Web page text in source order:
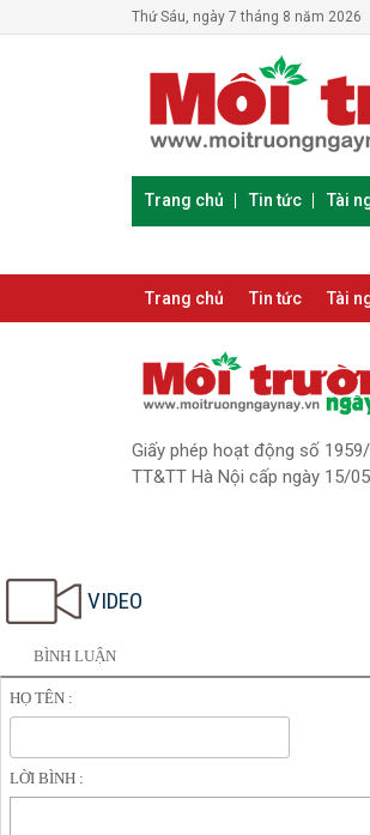
Thứ Sáu, ngày 7 tháng 8 năm 2026
Trang chủ Tin tức Tài
Trang chủ Tin tức Tài
Giấy phép hoạt động số
TT&TT Hà Nội cấp ngày 15/
VIDEO
BÌNH LUẬN
HỌ TÊN :
LỜI BÌNH :